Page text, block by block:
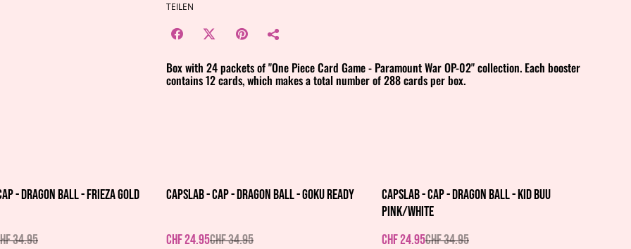
TEILEN
Box with 24 packets of "One Piece Card Game - Paramount War OP-02" collection. Each booster
contains 12 cards, which makes a total number of 288 cards per box.
- Dragon Ball - Frieza Gold
34.95
%
Capslab - Cap - Dragon Ball - Goku Ready
CHF 24.95CHF 34.95
%
Capslab - Cap - Dragon Ball - Kid Buu
pink/white
CHF 24.95CHF 34.95